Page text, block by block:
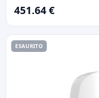
451.64 €
ESAURITO